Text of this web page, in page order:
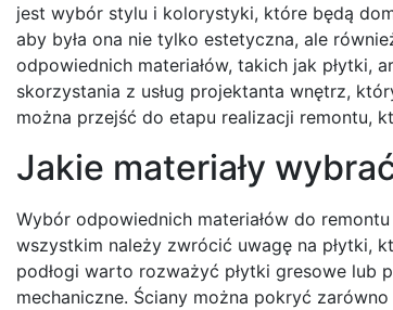
jest wybór stylu i kolorystyki, które będą
aby była ona nie tylko estetyczna, ale
odpowiednich materiałów, takich jak płytki,
skorzystania z usług projektanta wnętrz,
można przejść do etapu realizacji remontu,
Jakie materiały
Wybór odpowiednich materiałów do
wszystkim należy zwrócić uwagę na płytki,
podłogi warto rozważyć płytki gresowe lub
mechaniczne. Ściany można pokryć